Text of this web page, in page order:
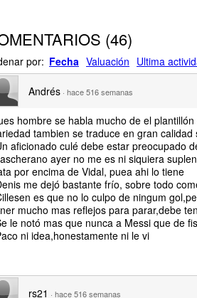
(46)
por: Fecha Valuación Ultima
Andrés · hace 516 semanas
hombre se habla mucho de el
tambien se traduce en gran
aficionado culé debe estar preocupado
ayer no me es ni siquiera
por encima de Vidal, puea ahi lo tiene
me dejó bastante frío, sobre todo
es que no lo culpo de ningum
mucho mas reflejos para parar,debe
le notó mas que nunca a Messi que de
ni idea,honestamente ni le vi
rs21 · hace 516 semanas